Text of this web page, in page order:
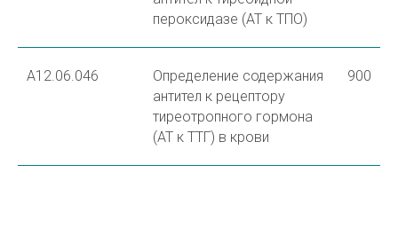
пероксидазе (АТ к ТПО)
А12.06.046
Определение содержания
антител к рецептору
тиреотропного гормона
(АТ к ТТГ) в крови
900